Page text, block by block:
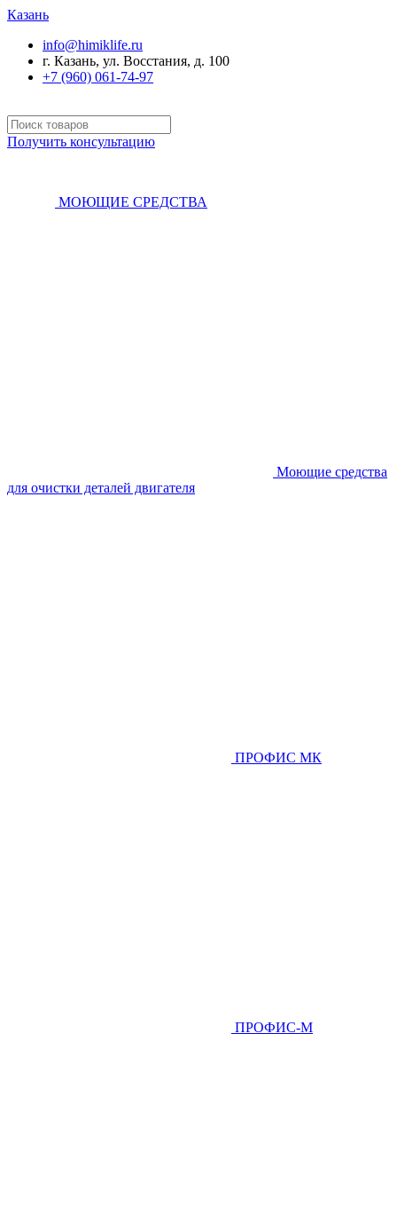
Казань
info@himiklife.ru
г. Казань, ул. Восстания, д. 100
+7 (960) 061-74-97
Получить консультацию
МОЮЩИЕ СРЕДСТВА
Моющие средства
для очистки деталей двигателя
ПРОФИС МК
ПРОФИС-М